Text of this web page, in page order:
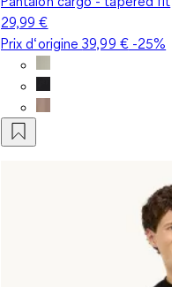
29,99 €
Prix d‘origine39,99 €-25%